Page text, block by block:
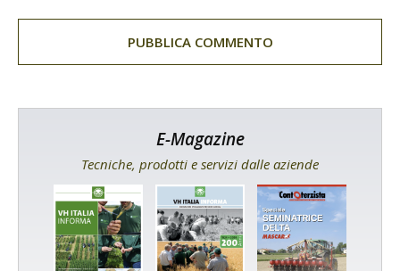
E-Magazine
Tecniche, prodotti e servizi dalle aziende